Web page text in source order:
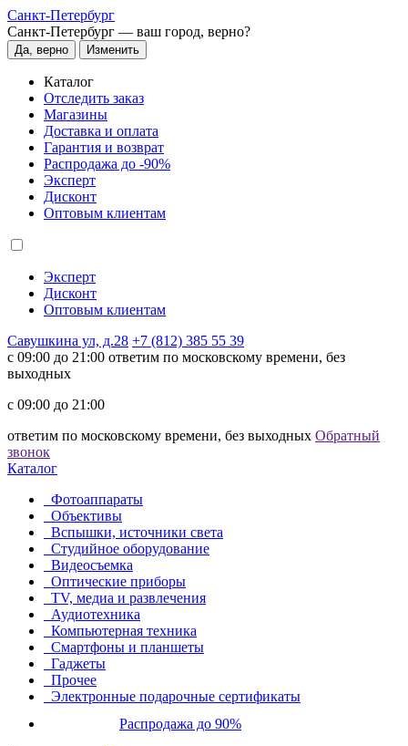
Санкт-Петербург
Санкт-Петербург — ваш город, верно?
Да, верно Изменить
Каталог
Отследить заказ
Магазины
Доставка и оплата
Гарантия и возврат
Распродажа до -90%
Эксперт
Дисконт
Оптовым клиентам
Эксперт
Дисконт
Оптовым клиентам
Савушкина ул, д.28 +7 (812) 385 55 39
c 09:00 до 21:00 ответим по московскому времени, без
выходных
c 09:00 до 21:00
ответим по московскому времени, без выходных Обратный
звонок
Каталог
Фотоаппараты
Объективы
Вспышки, источники света
Студийное оборудование
Видеосъемка
Оптические приборы
TV, медиа и развлечения
Аудиотехника
Компьютерная техника
Смартфоны и планшеты
Гаджеты
Прочее
Электронные подарочные сертификаты
Распродажа до 90%